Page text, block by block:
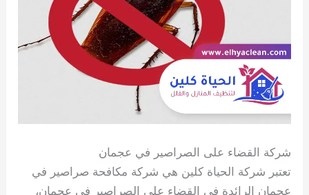
شركة القضاء على الصراصير في عجمان
تعتبر شركة الحياة كلين هي شركة مكافحة صراصير في
عجمان الرائدة في القضاء على الصراصير في عجمان،